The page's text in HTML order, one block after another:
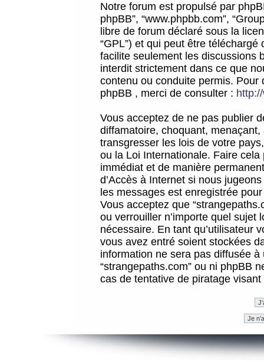
Notre forum est propulsé par
phpBB”, “www.phpbb.com”,
libre de forum déclaré sous la
“GPL”) et qui peut être téléchargé
facilite seulement les discussions
interdit strictement dans ce que
contenu ou conduite permis.
phpBB , merci de consulter :
Vous acceptez de ne pas publier
diffamatoire, choquant,
transgresser les lois de votre
ou la Loi Internationale. Faire
immédiat et de manière
d’Accès à Internet si nous
les messages est enregistrée
Vous acceptez que
ou verrouiller n’importe quel sujet
nécessaire. En tant qu’utilisateur
vous avez entré soient stockées
information ne sera pas diffusée
“strangepaths.com” ou ni phpBB
cas de tentative de piratage